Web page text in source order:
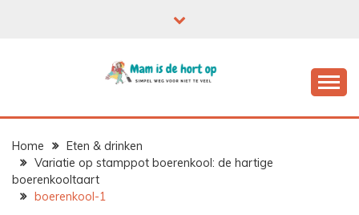
Home
Eten & drinken
Variatie op stamppot boerenkool: de hartige
boerenkooltaart
boerenkool-1